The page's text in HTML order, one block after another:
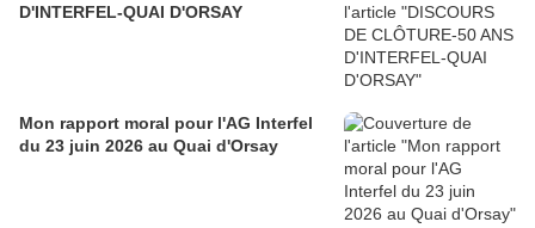
D'INTERFEL-QUAI D'ORSAY
Mon rapport moral pour l'AG Interfel
du 23 juin 2026 au Quai d'Orsay